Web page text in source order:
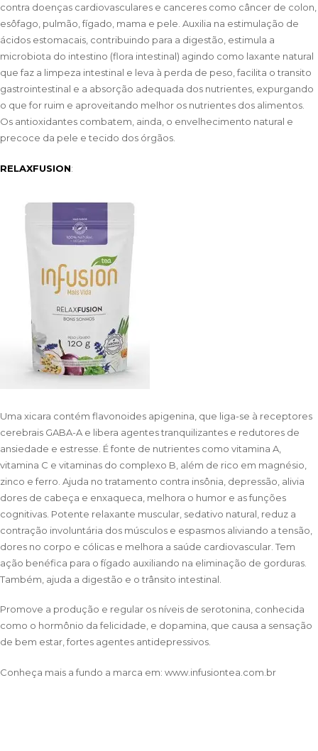
contra doenças cardiovasculares e canceres como câncer de colon,
esôfago, pulmão, fígado, mama e pele. Auxilia na estimulação de
ácidos estomacais, contribuindo para a digestão, estimula a
microbiota do intestino (flora intestinal) agindo como laxante natural
que faz a limpeza intestinal e leva à perda de peso, facilita o transito
gastrointestinal e a absorção adequada dos nutrientes, expurgando
o que for ruim e aproveitando melhor os nutrientes dos alimentos.
Os antioxidantes combatem, ainda, o envelhecimento natural e
precoce da pele e tecido dos órgãos.
RELAXFUSION:
Uma xicara contém flavonoides apigenina, que liga-se à receptores
cerebrais GABA-A e libera agentes tranquilizantes e redutores de
ansiedade e estresse. É fonte de nutrientes como vitamina A,
vitamina C e vitaminas do complexo B, além de rico em magnésio,
zinco e ferro. Ajuda no tratamento contra insônia, depressão, alivia
dores de cabeça e enxaqueca, melhora o humor e as funções
cognitivas. Potente relaxante muscular, sedativo natural, reduz a
contração involuntária dos músculos e espasmos aliviando a tensão,
dores no corpo e cólicas e melhora a saúde cardiovascular. Tem
ação benéfica para o fígado auxiliando na eliminação de gorduras.
Também, ajuda a digestão e o trânsito intestinal.
Promove a produção e regular os níveis de serotonina, conhecida
como o hormônio da felicidade, e dopamina, que causa a sensação
de bem estar, fortes agentes antidepressivos.
Conheça mais a fundo a marca em: www.infusiontea.com.br